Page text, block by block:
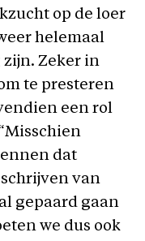
op de loer
helemaal
zijn. Zeker in
te presteren
een rol
dat
van
gepaard gaan
we dus ook